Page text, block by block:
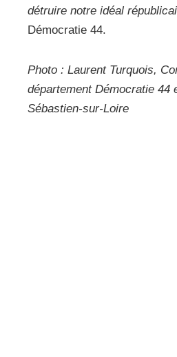
détruire notre idéal
Démocratie 44.
Photo : Laurent Turquois,
département Démocratie 44
Sébastien-sur-Loire